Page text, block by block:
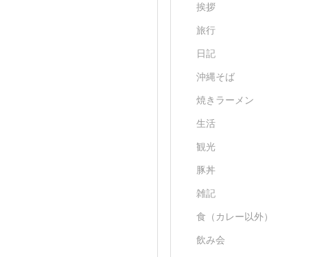
挨拶
旅行
日記
沖縄そば
焼きラーメン
生活
観光
豚丼
雑記
食（カレー以外）
飲み会